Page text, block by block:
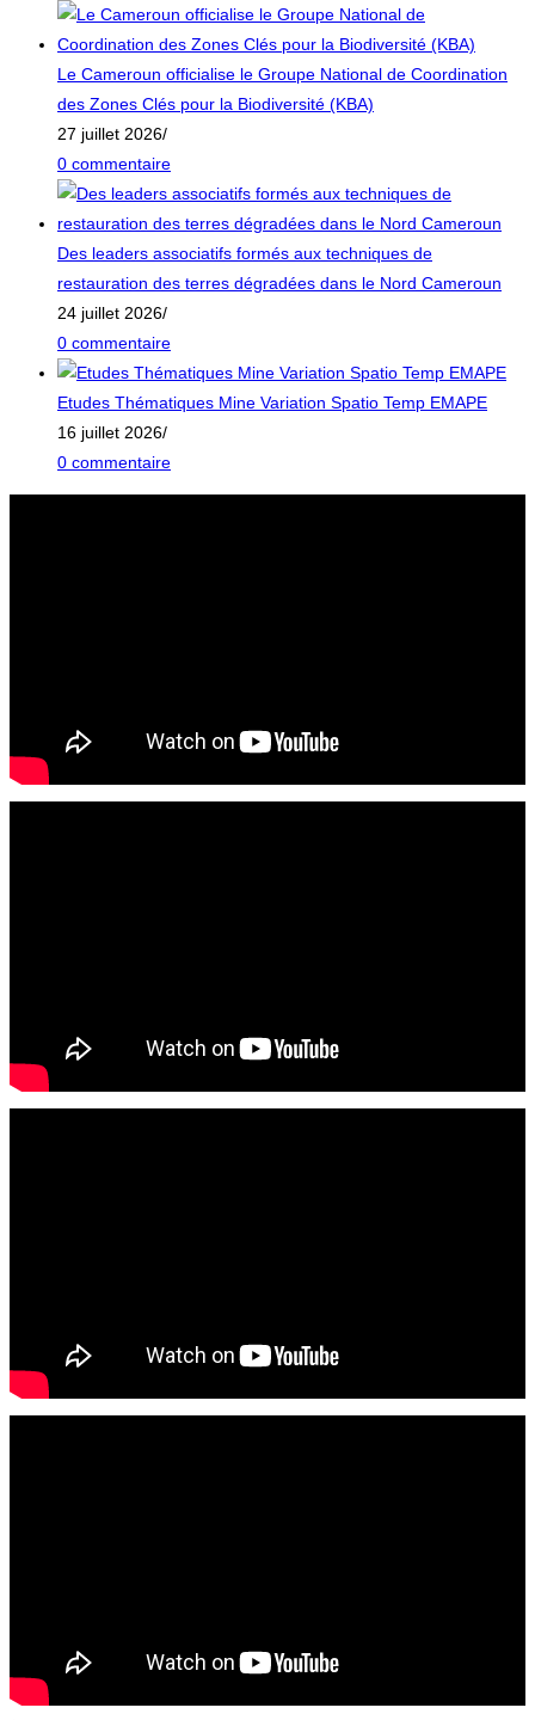
Le Cameroun officialise le Groupe National de Coordination
des Zones Clés pour la Biodiversité (KBA)
27 juillet 2026/
0 commentaire
Des leaders associatifs formés aux techniques de
restauration des terres dégradées dans le Nord Cameroun
24 juillet 2026/
0 commentaire
Etudes Thématiques Mine Variation Spatio Temp EMAPE
16 juillet 2026/
0 commentaire